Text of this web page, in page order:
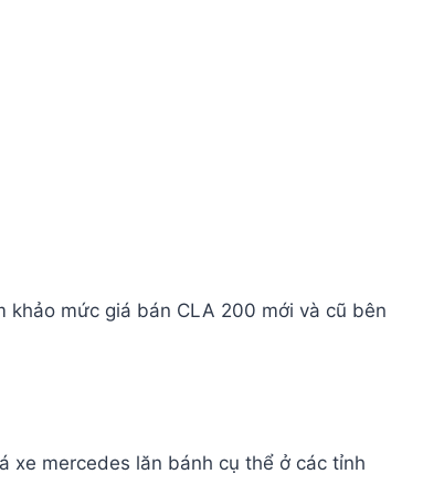
khảo mức giá bán CLA 200 mới và cũ bên
xe mercedes lăn bánh cụ thể ở các tỉnh